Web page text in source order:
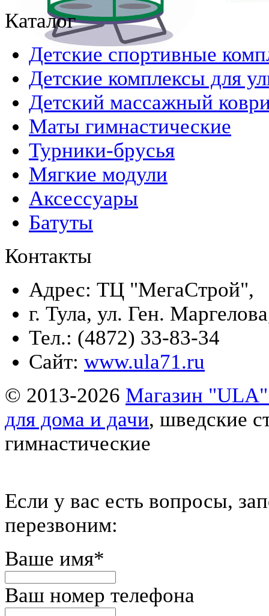
Каталог
Детские спортивные
Детские комплексы для
Детский массажный
Маты гимнастические
Турники-брусья
Мягкие модули
Аксессуары
Батуты
Контакты
Адрес: ТЦ "МегаСтрой",
г. Тула, ул. Ген.
Тел.: (4872) 33-83-34
Сайт: www.ula71.ru
© 2013-2026 Магазин "ULA"
для дома и дачи, шведские
гимнастические
Eсли у вас есть вопросы,
перезвоним:
Ваше имя*
Ваш номер телефона